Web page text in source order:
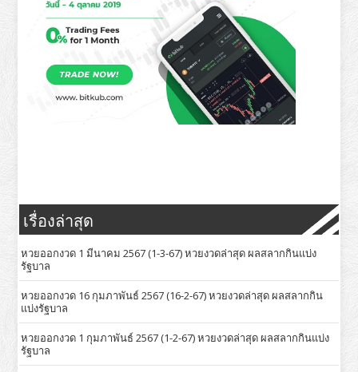
เรื่องล่าสุด
หวยออกงวด 1 มีนาคม 2567 (1-3-67) หวยงวดล่าสุด ผลสลากกินแบ่ง
รัฐบาล
หวยออกงวด 16 กุมภาพันธ์ 2567 (16-2-67) หวยงวดล่าสุด ผลสลากกิน
แบ่งรัฐบาล
หวยออกงวด 1 กุมภาพันธ์ 2567 (1-2-67) หวยงวดล่าสุด ผลสลากกินแบ่ง
รัฐบาล